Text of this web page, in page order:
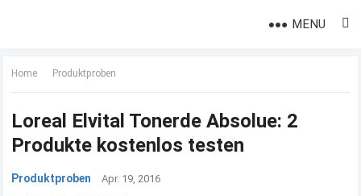
MENU
Home Produktproben
Loreal Elvital Tonerde Absolue: 2
Produkte kostenlos testen
Produktproben Apr. 19, 2016